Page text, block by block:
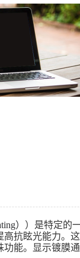
） ）是特定的
抗眩光能力。
功能。显示镀膜